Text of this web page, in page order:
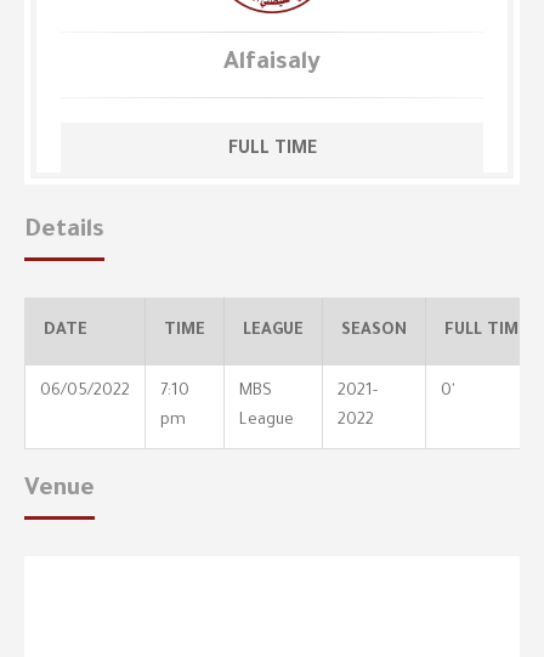
Alfaisaly
FULL TIME
Details
DATE TIME LEAGUE SEASON FULL TIME
06/05/2022
7:10
pm
MBS
League
2021-
2022
0'
Venue